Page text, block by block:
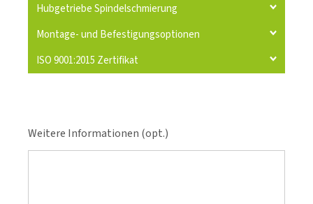
Hubgetriebe Spindelschmierung
Montage- und Befestigungsoptionen
ISO 9001:2015 Zertifikat
Weitere Informationen (opt.)